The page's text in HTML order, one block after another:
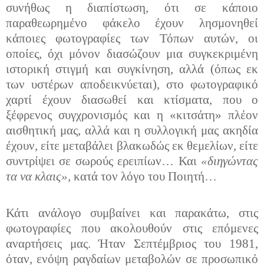
συνήθως η διαπίστωση, ότι σε κάποιο
παραθεωρημένο φάκελο έχουν λησμονηθεί
κάποιες φωτογραφίες των Τόπων αυτών, οι
οποίες, όχι μόνον διασώζουν μια συγκεκριμένη
ιστορική στιγμή και συγκίνηση, αλλά (όπως εκ
των υστέρων αποδεικνύεται), στο φωτογραφικό
χαρτί έχουν διασωθεί και κτίσματα, που ο
ξέφρενος συγχρονισμός και η «κιτσάτη» πλέον
αισθητική μας, αλλά και η συλλογική μας ακηδία
έχουν, είτε μεταβάλει βλακωδώς εκ θεμελίων, είτε
συντρίψει σε σωρούς ερειπίων… Και «διηγώντας
τα να κλαις», κατά τον λόγο του Ποιητή…
Κάτι ανάλογο συμβαίνει και παρακάτω, στις
φωτογραφίες που ακολουθούν στις επόμενες
αναρτήσεις μας. Ήταν Σεπτέμβριος του 1981,
όταν, ενόψη ραγδαίων μεταβολών σε προσωπικό